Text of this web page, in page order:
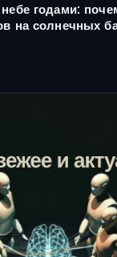
годами:
на солнечных